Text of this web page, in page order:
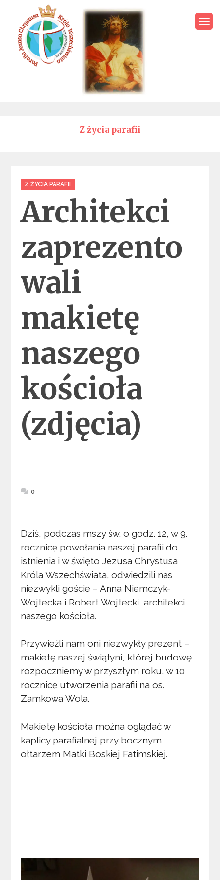
content
Parafia Jezusa Chrystusa
Króla Wszechświata – Rawa
Z życia parafii
Categories
Z ŻYCIA PARAFII
Architekci
zaprezento
wali
makietę
naszego
kościoła
(zdjęcia)
0
Dziś, podczas mszy św. o godz. 12, w 9.
rocznicę powołania naszej parafii do
istnienia i w święto Jezusa Chrystusa
Króla Wszechświata, odwiedzili nas
niezwykli goście – Anna Niemczyk-
Wojtecka i Robert Wojtecki, architekci
naszego kościoła.
Przywieźli nam oni niezwykły prezent –
makietę naszej świątyni, której budowę
rozpoczniemy w przyszłym roku, w 10
rocznicę utworzenia parafii na os.
Zamkowa Wola.
Makietę kościoła można oglądać w
kaplicy parafialnej przy bocznym
ołtarzem Matki Boskiej Fatimskiej.